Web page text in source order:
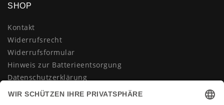
SHOP
Kontakt
Widerrufsrecht
Widerrufsformular
Hinweis zur Batterieentsorgung
Datenschutzerklärung
AGB